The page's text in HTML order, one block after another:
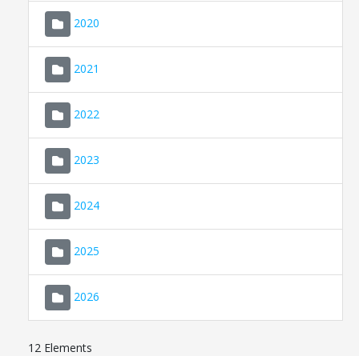
2020
2021
2022
2023
2024
2025
2026
12 Elements